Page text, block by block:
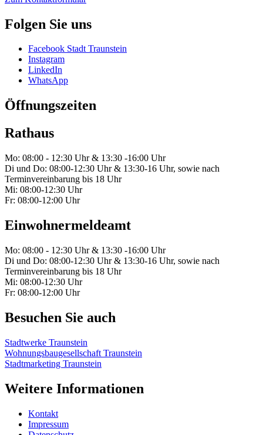
Folgen Sie uns
Facebook Stadt Traunstein
Instagram
LinkedIn
WhatsApp
Öffnungszeiten
Rathaus
Mo: 08:00 - 12:30 Uhr & 13:30 -16:00 Uhr
Di und Do: 08:00-12:30 Uhr & 13:30-16 Uhr, sowie nach
Terminvereinbarung bis 18 Uhr
Mi: 08:00-12:30 Uhr
Fr: 08:00-12:00 Uhr
Einwohnermeldeamt
Mo: 08:00 - 12:30 Uhr & 13:30 -16:00 Uhr
Di und Do: 08:00-12:30 Uhr & 13:30-16 Uhr, sowie nach
Terminvereinbarung bis 18 Uhr
Mi: 08:00-12:30 Uhr
Fr: 08:00-12:00 Uhr
Besuchen Sie auch
Stadtwerke Traunstein
Wohnungsbaugesellschaft Traunstein
Stadtmarketing Traunstein
Weitere Informationen
Kontakt
Impressum